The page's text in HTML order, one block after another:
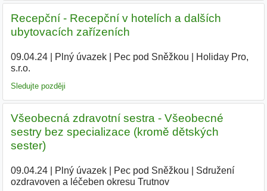
Recepční - Recepční v hotelích a dalších
ubytovacích zařízeních
09.04.24| Plný úvazek| Pec pod Sněžkou
Holiday Pro,
s.r.o.
Sledujte později
Všeobecná zdravotní sestra - Všeobecné
sestry bez specializace (kromě dětských
sester)
09.04.24| Plný úvazek| Pec pod Sněžkou
Sdružení
ozdravoven a léčeben okresu Trutnov|